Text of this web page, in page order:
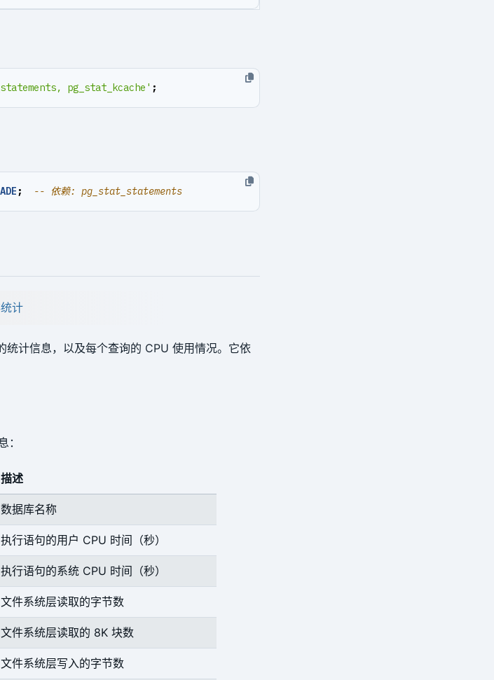
pg_stat_kcache' ;
;
计
计信息，以及每个查询的 CPU 使用情况。它依
描述
数据库名称
执行语句的用户 CPU 时间（秒）
执行语句的系统 CPU 时间（秒）
文件系统层读取的字节数
文件系统层读取的 8K 块数
文件系统层写入的字节数